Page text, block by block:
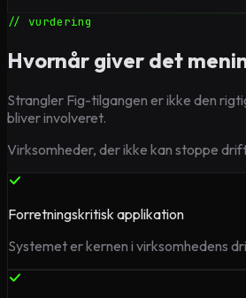
// vurdering
Hvornår giver det
Strangler Fig-tilgangen er ikke den
bliver involveret.
Virksomheder, der ikke kan stoppe
Forretningskritisk applikation
Systemet er kernen i virksomhedens